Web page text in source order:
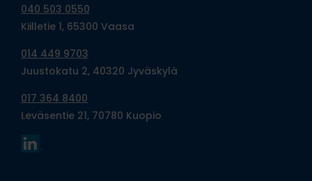
040 503 0550
Kiilletie 1, 65300 Vaasa
014 449 9703
Juustokatu 2, 40320 Jyväskylä
017 364 8400
Leväsentie 21, 70780 Kuopio